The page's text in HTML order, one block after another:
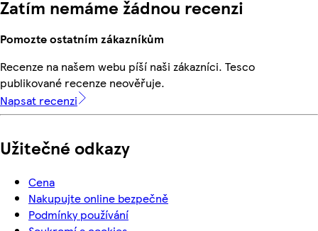
Zatím nemáme žádnou recenzi
Pomozte ostatním zákazníkům
Recenze na našem webu píší naši zákazníci. Tesco
publikované recenze neověřuje.
Napsat recenzi
Užitečné odkazy
Cena
Nakupujte online bezpečně
Podmínky používání